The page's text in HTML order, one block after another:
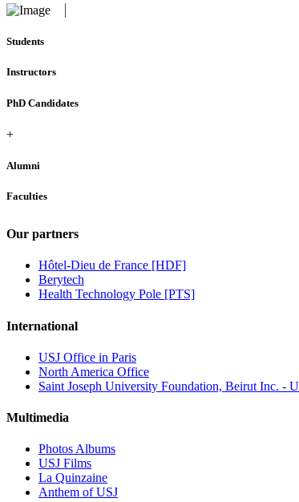
Students
Instructors
PhD Candidates
+
Alumni
Faculties
Our partners
Hôtel-Dieu de France [HDF]
Berytech
Health Technology Pole [PTS]
International
USJ Office in Paris
North America Office
Saint Joseph University Foundation, Beirut Inc. -
Multimedia
Photos Albums
USJ Films
La Quinzaine
Anthem of USJ